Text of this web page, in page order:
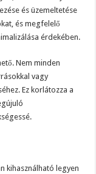
és üzemeltetése
és megfelelő
érdekében.
Nem minden
vagy
Ez korlátozza a
kihasználható legyen